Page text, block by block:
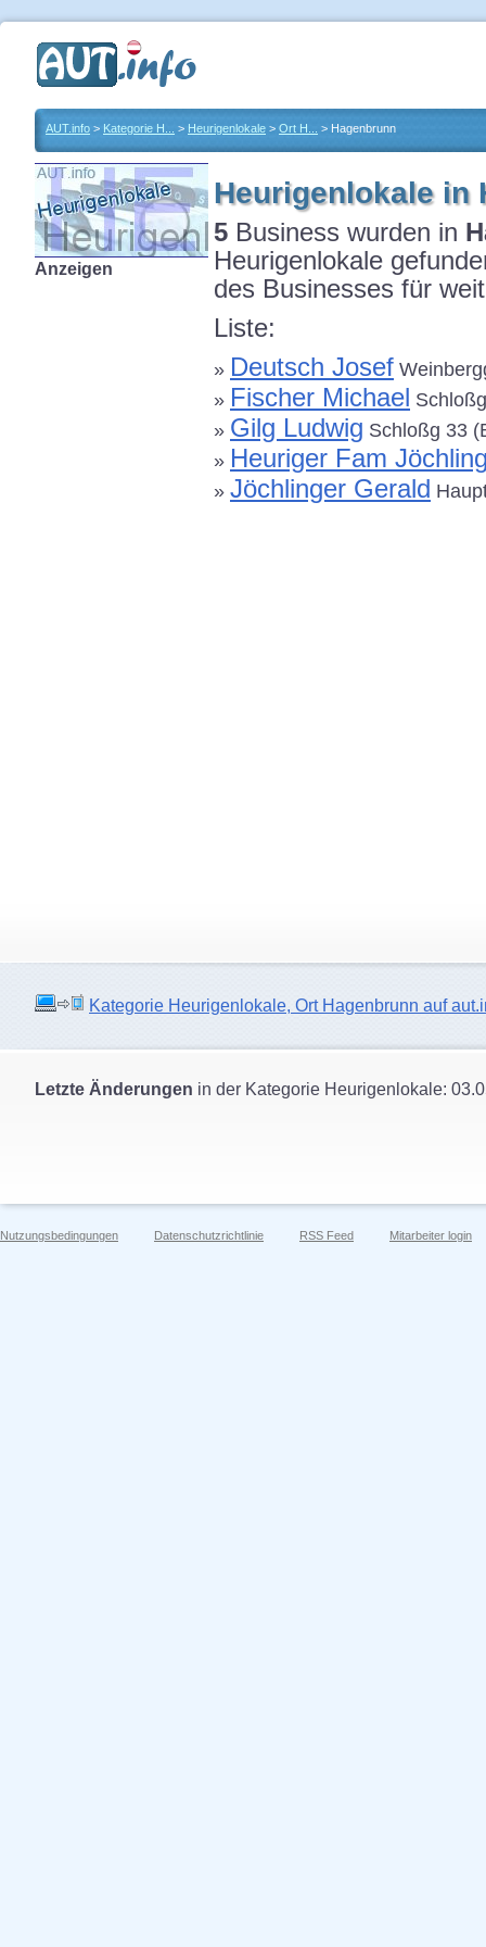
AUT.info > Kategorie H... > Heurigenlokale > Ort H... > Hagenbrunn
Anzeigen
Heurigenlokale in
5 Business wurden in
Heurigenlokale
des Businesses für
Liste:
» Deutsch Josef
» Fischer Michael
» Gilg Ludwig Schloßg 33
» Heuriger Fam
» Jöchlinger Gerald
Kategorie Heurigenlokale, Ort Hagenbrunn auf
Letzte Änderungen in der Kategorie Heurigenlokale:
Nutzungsbedingungen Datenschutzrichtlinie RSS Feed Mitarbeiter login